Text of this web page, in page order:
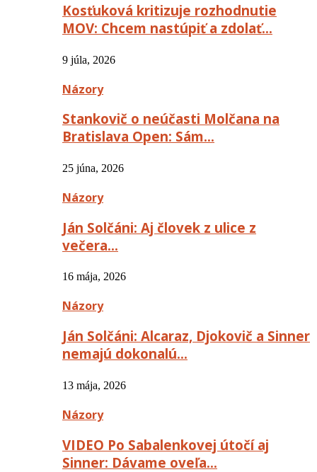
Kosťuková kritizuje rozhodnutie
MOV: Chcem nastúpiť a zdolať…
9 júla, 2026
Názory
Stankovič o neúčasti Molčana na
Bratislava Open: Sám…
25 júna, 2026
Názory
Ján Solčáni: Aj človek z ulice z
večera…
16 mája, 2026
Názory
Ján Solčáni: Alcaraz, Djokovič a Sinner
nemajú dokonalú…
13 mája, 2026
Názory
VIDEO Po Sabalenkovej útočí aj
Sinner: Dávame oveľa…